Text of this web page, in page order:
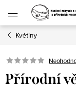
obsah
Květiny
Přírodní